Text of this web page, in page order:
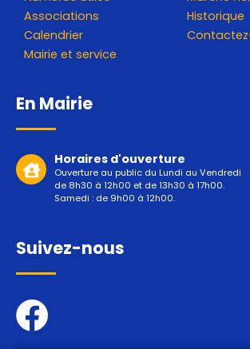
Associations
Calendrier
Mairie et service
Historique
En Mairie
Horaires d'ouverture
Ouverture au public du Lundi au Vendredi
de 8h30 à 12h00 et de 13h30 à 17h00.
Samedi : de 9h00 à 12h00.
Suivez-nous